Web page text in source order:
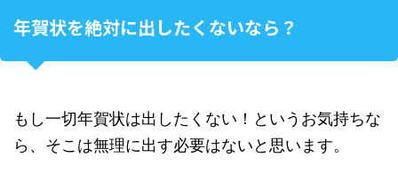
年賀状を絶対に出したくないなら？
もし一切年賀状は出したくない！というお気持ちな
ら、そこは無理に出す必要はないと思います。